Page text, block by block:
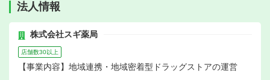
法人情報
株式会社スギ薬局
店舗数30以上
【事業内容】地域連携・地域密着型ドラッグストアの運営